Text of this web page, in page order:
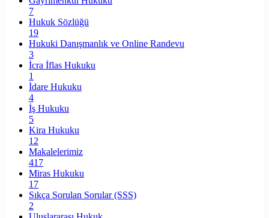
7
Hukuk Sözlüğü
19
Hukuki Danışmanlık ve Online Randevu
3
İcra İflas Hukuku
1
İdare Hukuku
4
İş Hukuku
5
Kira Hukuku
12
Makalelerimiz
417
Miras Hukuku
17
Sıkça Sorulan Sorular (SSS)
2